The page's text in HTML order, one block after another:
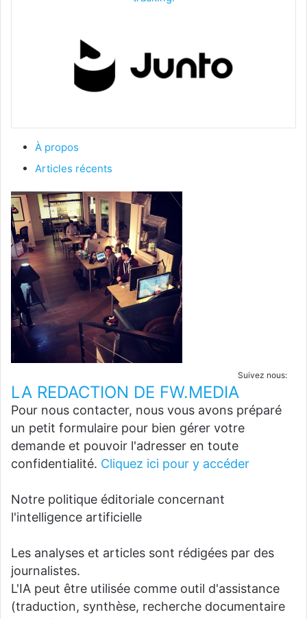
À propos
Articles récents
Suivez nous:
LA REDACTION DE FW.MEDIA
Pour nous contacter, nous vous avons préparé
un petit formulaire pour bien gérer votre
demande et pouvoir l'adresser en toute
confidentialité. Cliquez ici pour y accéder
Notre politique éditoriale concernant
l'intelligence artificielle
Les analyses et articles sont rédigées par des
journalistes.
L'IA peut être utilisée comme outil d'assistance
(traduction, synthèse, recherche documentaire